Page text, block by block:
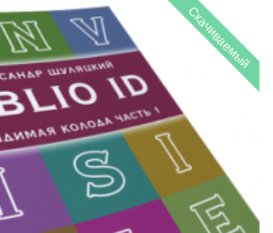
Скачиваемый